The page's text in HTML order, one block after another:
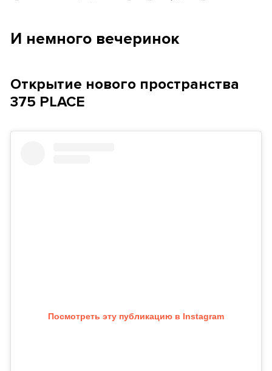
И немного вечеринок
Открытие нового пространства
375 PLACE
Посмотреть эту публикацию в Instagram